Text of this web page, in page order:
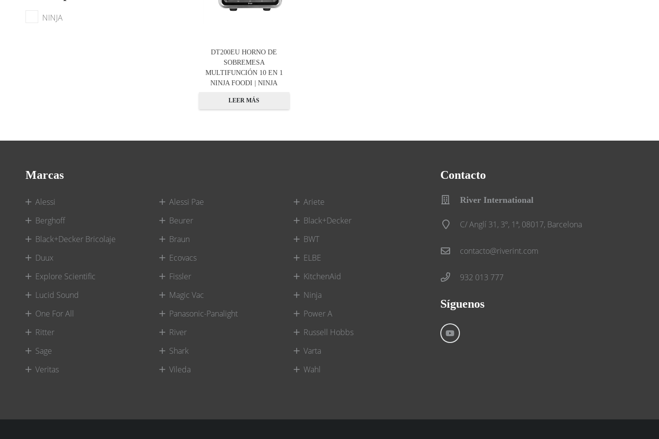
NINJA
DT200EU HORNO DE
SOBREMESA
MULTIFUNCIÓN 10 EN 1
NINJA FOODI | NINJA
LEER MÁS
Marcas
Alessi Alessi Pae
Ariete
Berghoff
Beurer
Black+Decker
Black+Decker Bricolaje
Braun
BWT
Duux
Ecovacs
ELBE
Explore Scientific
Fissler
KitchenAid
Lucid Sound
Magic Vac
Ninja
One For All
Panasonic-Panalight
Power A
Ritter
River
Russell Hobbs
Sage
Shark
Varta
Veritas
Vileda Wahl
Contacto
River International
C/ Anglí 31, 3º, 1ª, 08017, Barcelona
contacto@riverint.com
932 013 777
Síguenos